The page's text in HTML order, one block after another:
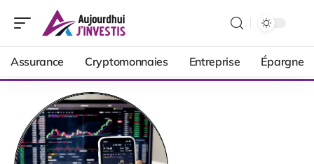
Assurance Cryptomonnaies Entreprise Épargne